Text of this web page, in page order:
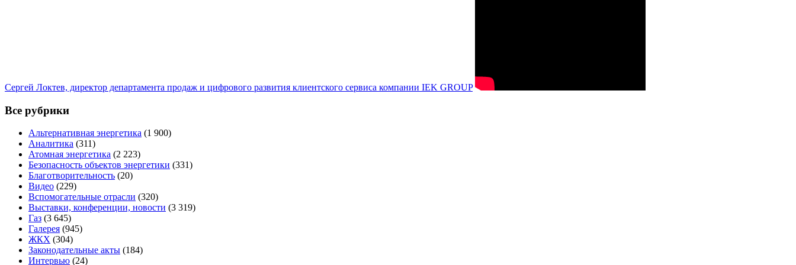
Сергей Локтев, директор департамента продаж и цифрового развития клиентского сервиса компании IEK GROUP
Все рубрики
Альтернативная энергетика (1 900)
Аналитика (311)
Атомная энергетика (2 223)
Безопасность объектов энергетики (331)
Благотворительность (20)
Видео (229)
Вспомогательные отрасли (320)
Выставки, конференции, новости (3 319)
Газ (3 645)
Галерея (945)
ЖКХ (304)
Законодательные акты (184)
Интервью (24)